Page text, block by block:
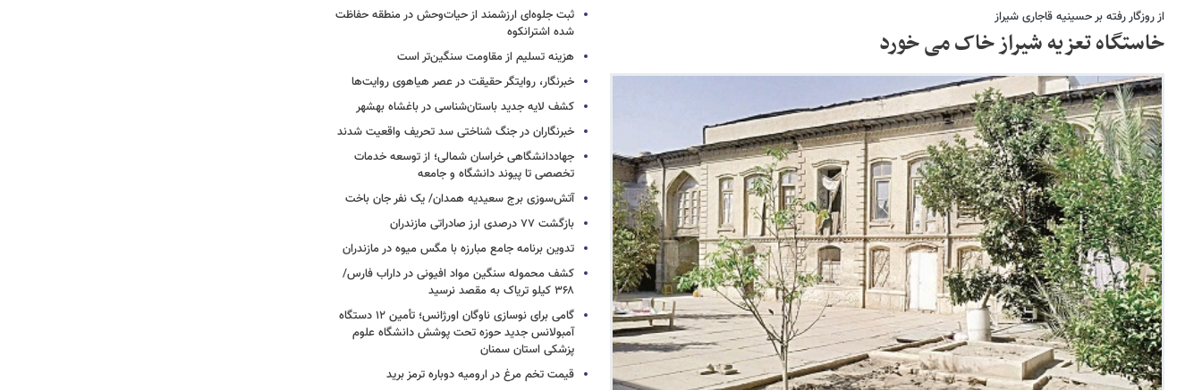
از روزگار رفته بر حسینیه قاجاری شیراز
خاستگاه تعزیه شیراز خاک می خورد
ثبت جلوه‌ای ارزشمند از حیات‌وحش در منطقه حفاظت
شده اشترانکوه
هزینه تسلیم از مقاومت سنگین‌تر است
خبرنگار، روایتگر حقیقت در عصر هیاهوی روایت‌ها
کشف لایه جدید باستان‌شناسی در باغشاه بهشهر
خبرنگاران در جنگ شناختی سد تحریف واقعیت شدند
جهاددانشگاهی خراسان شمالی؛ از توسعه خدمات
تخصصی تا پیوند دانشگاه و جامعه
آتش‌سوزی برج سعیدیه همدان/ یک نفر جان باخت
بازگشت ۷۷ درصدی ارز صادراتی مازندران
تدوین برنامه جامع مبارزه با مگس میوه در مازندران
کشف محموله سنگین مواد افیونی در داراب فارس/
۳۶۸ کیلو تریاک به مقصد نرسید
گامی برای نوسازی ناوگان اورژانس؛ تأمین ۱۲ دستگاه
آمبولانس جدید حوزه تحت پوشش دانشگاه علوم
پزشکی استان سمنان
قیمت تخم مرغ در ارومیه دوباره ترمز برید